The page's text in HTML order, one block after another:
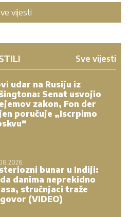
vijesti
Sve vijesti
udar na Rusiju iz
Senat usvojio
zakon, Fon der
poručuje „Iscrpimo
bunar u Indiji:
danima neprekidno
stručnjaci traže
(VIDEO)